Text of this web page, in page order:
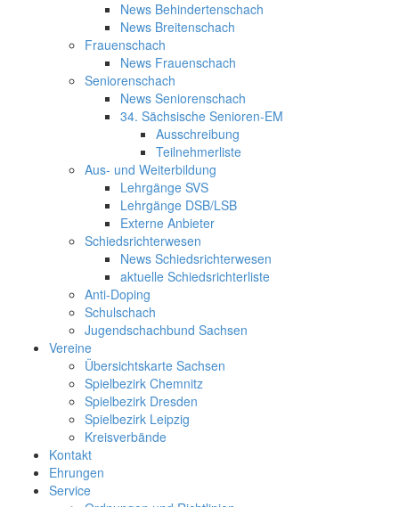
News Behindertenschach
News Breitenschach
Frauenschach
News Frauenschach
Seniorenschach
News Seniorenschach
34. Sächsische Senioren-EM
Ausschreibung
Teilnehmerliste
Aus- und Weiterbildung
Lehrgänge SVS
Lehrgänge DSB/LSB
Externe Anbieter
Schiedsrichterwesen
News Schiedsrichterwesen
aktuelle Schiedsrichterliste
Anti-Doping
Schulschach
Jugendschachbund Sachsen
Vereine
Übersichtskarte Sachsen
Spielbezirk Chemnitz
Spielbezirk Dresden
Spielbezirk Leipzig
Kreisverbände
Kontakt
Ehrungen
Service